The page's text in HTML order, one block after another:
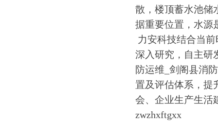
散，楼顶蓄水池储
据重要位置，水源
力安科技结合当
深入研究，自主研
防运维_剑阁县消
置及评估体系，提
会、企业生产生活
zwzhxftgxx